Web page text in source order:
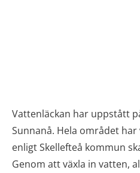
Vattenläckan har uppstått
Sunnanå. Hela området
enligt Skellefteå kommun
Genom att växla in vatten,